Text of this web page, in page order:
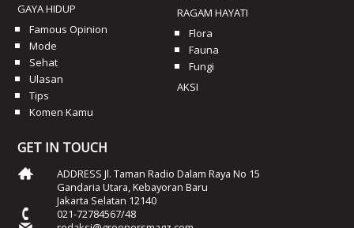
GAYA HIDUP
Famous Opinion
Mode
Sehat
Ulasan
Tips
Komen Kamu
RAGAM HAYATI
Flora
Fauna
Fungi
AKSI
GET IN TOUCH
ADDRESS Jl. Taman Radio Dalam Raya No 15
Gandaria Utara, Kebayoran Baru
Jakarta Selatan 12140
021-72784567/48